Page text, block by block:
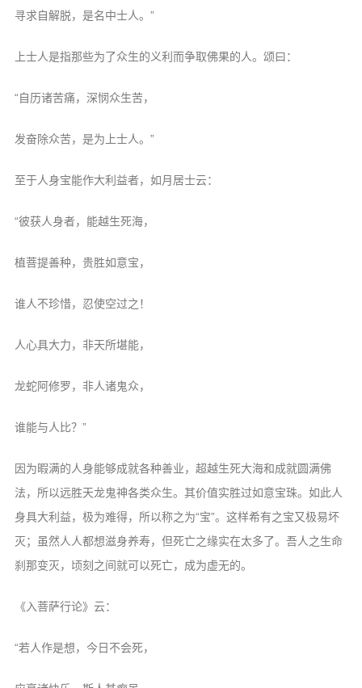
寻求自解脱，是名中士人。”
上士人是指那些为了众生的义利而争取佛果的人。颂曰：
“自历诸苦痛，深悯众生苦，
发奋除众苦，是为上士人。”
至于人身宝能作大利益者，如月居士云：
“彼获人身者，能越生死海，
植菩提善种，贵胜如意宝，
谁人不珍惜，忍使空过之！
人心具大力，非天所堪能，
龙蛇阿修罗，非人诸鬼众，
谁能与人比？”
因为暇满的人身能够成就各种善业，超越生死大海和成就圆满佛
法，所以远胜天龙鬼神各类众生。其价值实胜过如意宝珠。如此人
身具大利益，极为难得，所以称之为“宝”。这样希有之宝又极易坏
灭；虽然人人都想滋身养寿，但死亡之缘实在太多了。吾人之生命
刹那变灭，顷刻之间就可以死亡，成为虚无的。
《入菩萨行论》云：
“若人作是想，今日不会死，